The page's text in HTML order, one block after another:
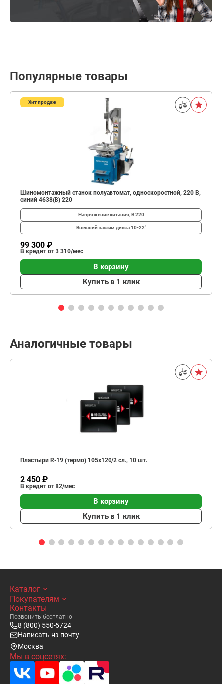
Популярные товары
Хит продаж
Шиномонтажный станок полуавтомат, односкоростной, 220 В,
синий 4638(B) 220
Напряжение питания, В220
Внешний зажим диска10-22"
99 300 ₽
В кредит от 3 310/мес
В корзину
Купить в 1 клик
Аналогичные товары
Пластыри R-19 (термо) 105х120/2 сл., 10 шт.
2 450 ₽
В кредит от 82/мес
В корзину
Купить в 1 клик
Каталог
Покупателям
Контакты
Позвонить бесплатно
8 (800) 550-5724
Написать на почту
Москва
Мы в соцсетях: